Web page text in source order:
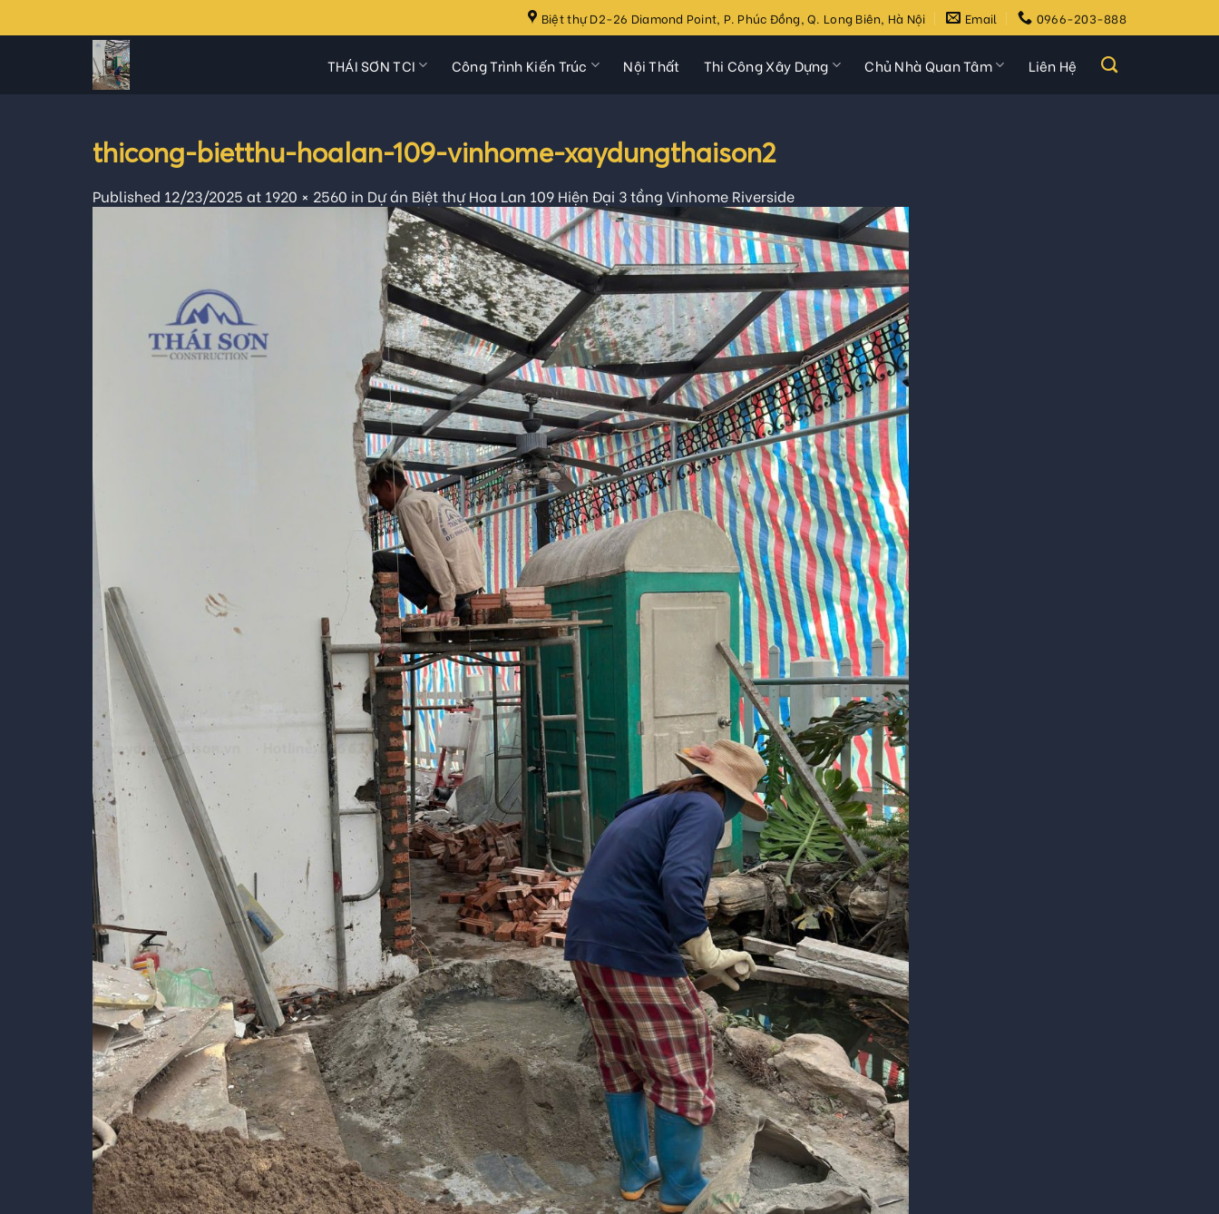
to
Biệt thự D2-26 Diamond Point, P. Phúc Đồng, Q. Long Biên, Hà Nội Email 0966-203-888
THÁI SƠN TCI Công Trình Kiến Trúc Nội Thất Thi Công Xây Dựng Chủ Nhà Quan Tâm Liên Hệ
thicong-bietthu-hoalan-109-vinhome-xaydungthaison2
Published 12/23/2025 at 1920 × 2560 in Dự án Biệt thự Hoa Lan 109 Hiện Đại 3 tầng Vinhome Riverside